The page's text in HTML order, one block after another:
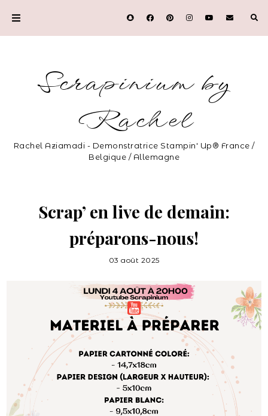
Scrapinium by
Rachel
Rachel Aziamadi - Demonstratrice Stampin' Up® France /
Belgique / Allemagne
Scrap’ en live de demain:
préparons-nous!
03 août 2025